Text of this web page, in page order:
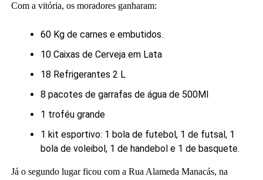
Com a vitória, os moradores ganharam:
60 Kg de carnes e embutidos.
10 Caixas de Cerveja em Lata
18 Refrigerantes 2 L
8 pacotes de garrafas de água de 500Ml
1 troféu grande
1 kit esportivo: 1 bola de futebol, 1 de futsal, 1
bola de voleibol, 1 de handebol e 1 de basquete.
Já o segundo lugar ficou com a Rua Alameda Manacás, na